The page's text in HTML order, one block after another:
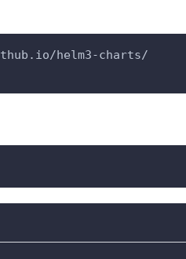
helm3-charts/